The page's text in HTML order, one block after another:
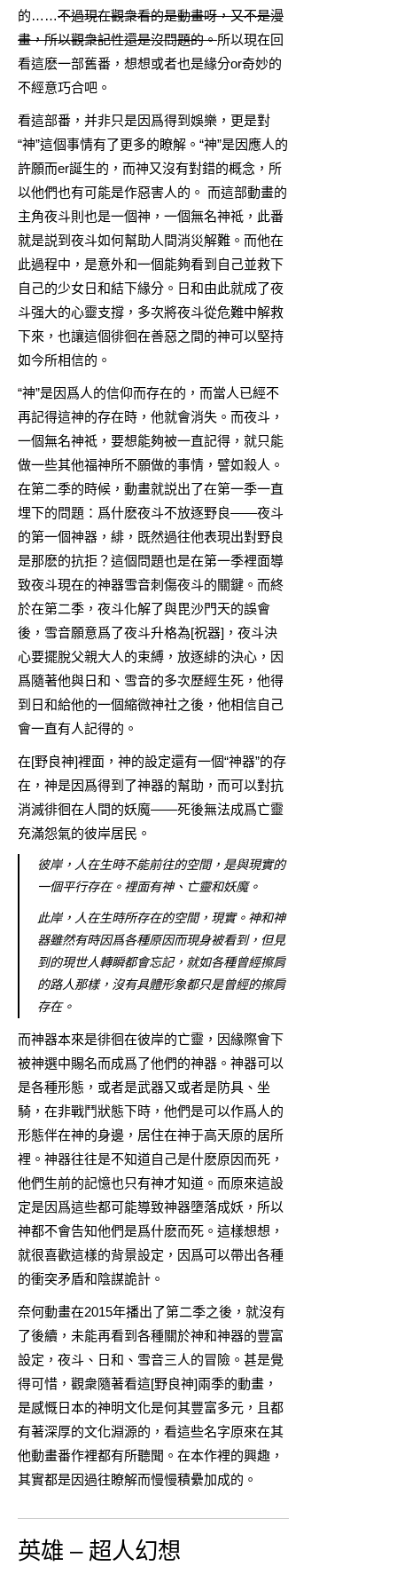
的……不過現在觀衆看的是動畫呀，又不是漫
畫，所以觀衆記性還是沒問題的。所以現在回
看這麽一部舊番，想想或者也是緣分or奇妙的
不經意巧合吧。
看這部番，并非只是因爲得到娛樂，更是對
“神”這個事情有了更多的瞭解。“神”是因應人的
許願而er誕生的，而神又沒有對錯的概念，所
以他們也有可能是作惡害人的。 而這部動畫的
主角夜斗則也是一個神，一個無名神祗，此番
就是説到夜斗如何幫助人間消災解難。而他在
此過程中，是意外和一個能夠看到自己並救下
自己的少女日和結下緣分。日和由此就成了夜
斗强大的心靈支撐，多次將夜斗從危難中解救
下來，也讓這個徘徊在善惡之間的神可以堅持
如今所相信的。
“神”是因爲人的信仰而存在的，而當人已經不
再記得這神的存在時，他就會消失。而夜斗，
一個無名神祗，要想能夠被一直記得，就只能
做一些其他福神所不願做的事情，譬如殺人。
在第二季的時候，動畫就説出了在第一季一直
埋下的問題：爲什麽夜斗不放逐野良——夜斗
的第一個神器，緋，既然過往他表現出對野良
是那麽的抗拒？這個問題也是在第一季裡面導
致夜斗現在的神器雪音刺傷夜斗的關鍵。而終
於在第二季，夜斗化解了與毘沙門天的誤會
後，雪音願意爲了夜斗升格為[祝器]，夜斗決
心要擺脫父親大人的束縛，放逐緋的決心，因
爲隨著他與日和、雪音的多次歷經生死，他得
到日和給他的一個縮微神社之後，他相信自己
會一直有人記得的。
在[野良神]裡面，神的設定還有一個“神器”的存
在，神是因爲得到了神器的幫助，而可以對抗
消滅徘徊在人間的妖魔——死後無法成爲亡靈
充滿怨氣的彼岸居民。
彼岸，人在生時不能前往的空間，是與現實的
一個平行存在。裡面有神、亡靈和妖魔。
此岸，人在生時所存在的空間，現實。神和神
器雖然有時因爲各種原因而現身被看到，但見
到的現世人轉瞬都會忘記，就如各種曾經擦肩
的路人那樣，沒有具體形象都只是曾經的擦肩
存在。
而神器本來是徘徊在彼岸的亡靈，因緣際會下
被神選中賜名而成爲了他們的神器。神器可以
是各種形態，或者是武器又或者是防具、坐
騎，在非戰鬥狀態下時，他們是可以作爲人的
形態伴在神的身邊，居住在神于高天原的居所
裡。神器往往是不知道自己是什麽原因而死，
他們生前的記憶也只有神才知道。而原來這設
定是因爲這些都可能導致神器墮落成妖，所以
神都不會告知他們是爲什麽而死。這樣想想，
就很喜歡這樣的背景設定，因爲可以帶出各種
的衝突矛盾和陰謀詭計。
奈何動畫在2015年播出了第二季之後，就沒有
了後續，未能再看到各種關於神和神器的豐富
設定，夜斗、日和、雪音三人的冒險。甚是覺
得可惜，觀衆隨著看這[野良神]兩季的動畫，
是感慨日本的神明文化是何其豐富多元，且都
有著深厚的文化淵源的，看這些名字原來在其
他動畫番作裡都有所聽聞。在本作裡的興趣，
其實都是因過往瞭解而慢慢積纍加成的。
英雄 – 超人幻想